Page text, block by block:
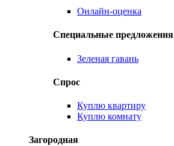
Онлайн-оценка
Специальные предложения
Зеленая гавань
Спрос
Куплю квартиру
Куплю комнату
Загородная